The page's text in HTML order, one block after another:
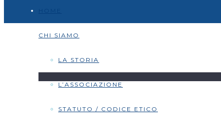
CHI SIAMO
LA STORIA
L’ASSOCIAZIONE
STATUTO / CODICE ETICO